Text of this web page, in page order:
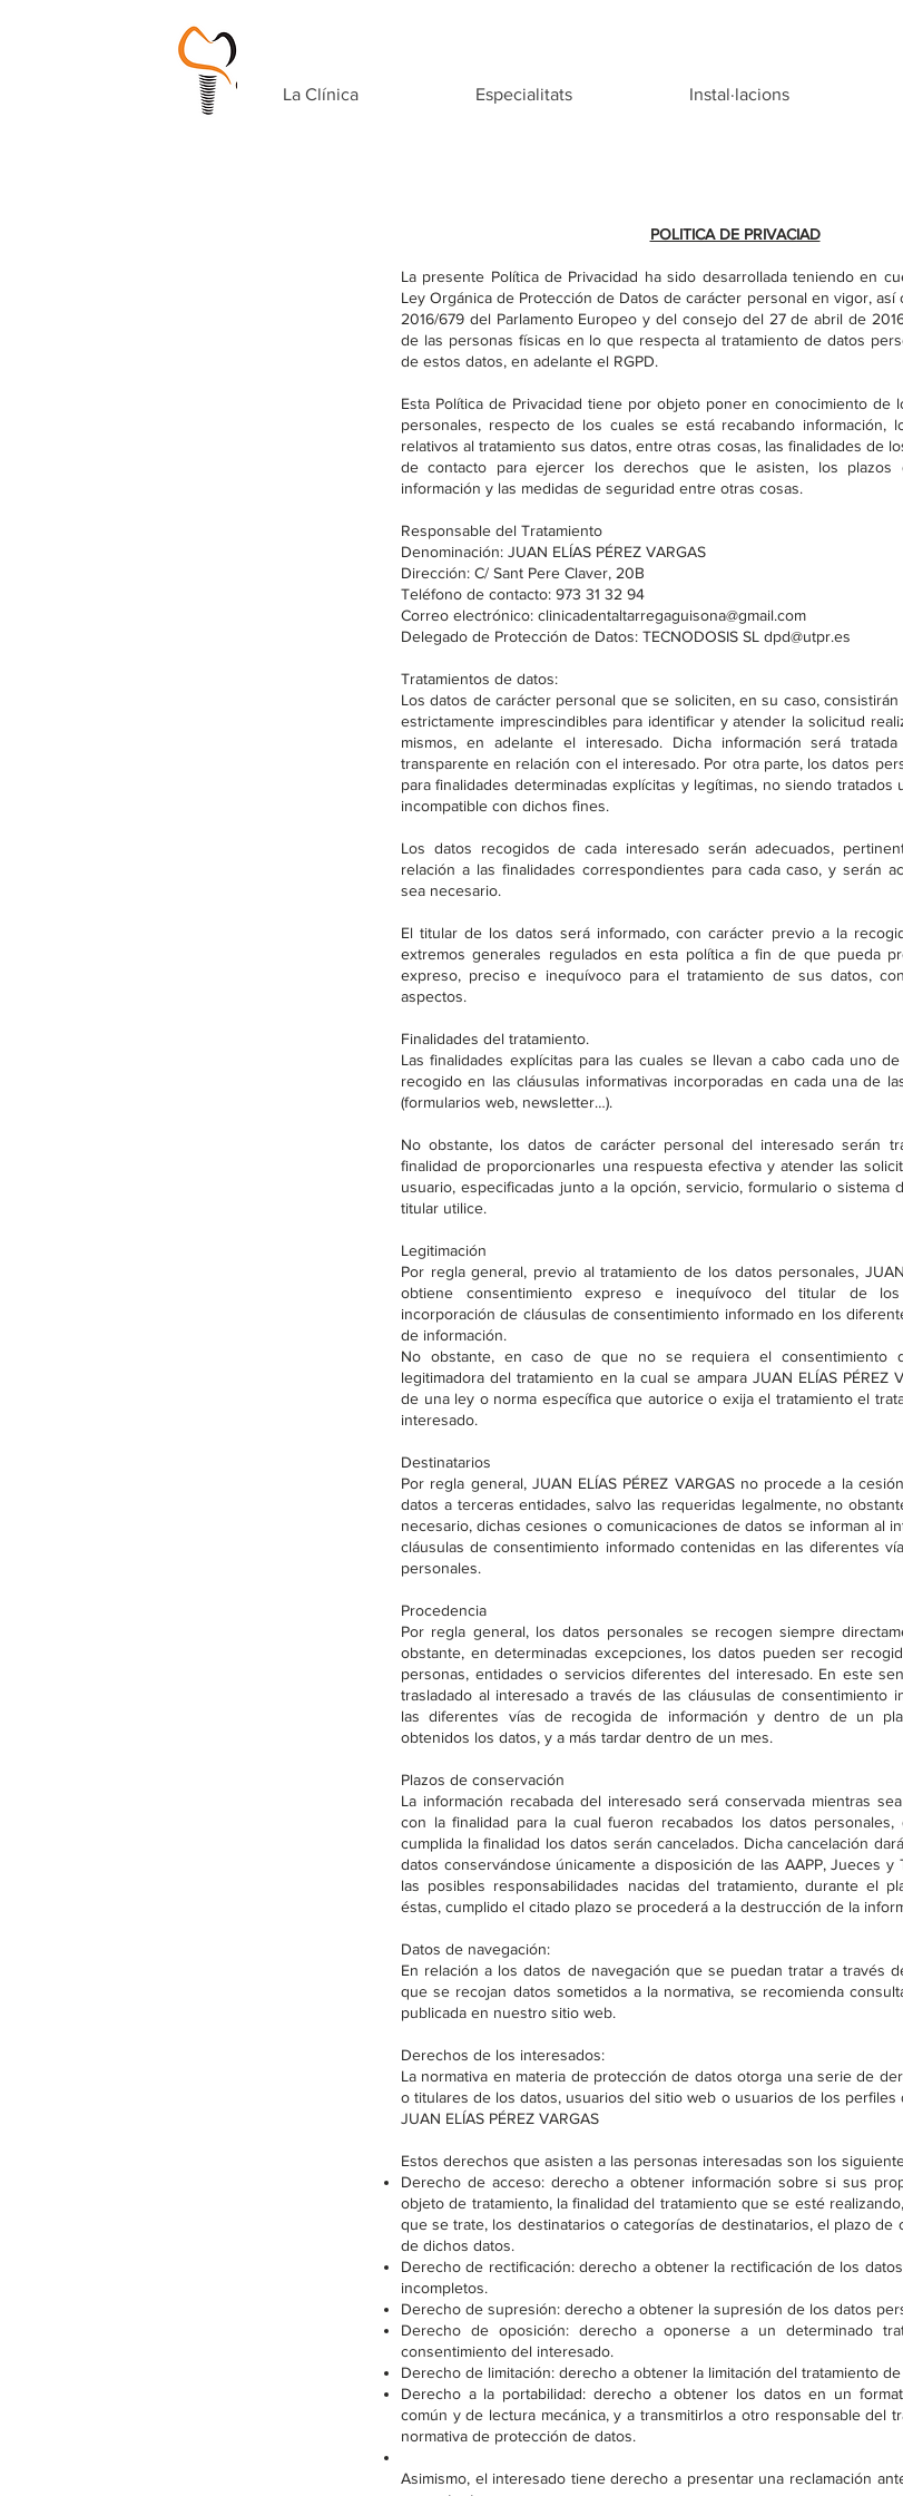
La Clínica Especialitats Instal·lacions
POLITICA DE PRIVACIAD
La presente Política de Privacidad ha sido desarrollada teniendo en
Ley Orgánica de Protección de Datos de carácter personal en vigor, así
2016/679 del Parlamento Europeo y del consejo del 27 de abril de
de las personas físicas en lo que respecta al tratamiento de datos
de estos datos, en adelante el RGPD.
Esta Política de Privacidad tiene por objeto poner en conocimiento de
personales, respecto de los cuales se está recabando información,
relativos al tratamiento sus datos, entre otras cosas, las finalidades de
de contacto para ejercer los derechos que le asisten, los plazos
información y las medidas de seguridad entre otras cosas.
Responsable del Tratamiento
Denominación: JUAN ELÍAS PÉREZ VARGAS
Dirección: C/ Sant Pere Claver, 20B
Teléfono de contacto: 973 31 32 94
Correo electrónico: clinicadentaltarregaguisona@gmail.com
Delegado de Protección de Datos: TECNODOSIS SL dpd@utpr.es
Tratamientos de datos:
Los datos de carácter personal que se soliciten, en su caso,
estrictamente imprescindibles para identificar y atender la solicitud
mismos, en adelante el interesado. Dicha información será
transparente en relación con el interesado. Por otra parte, los datos
para finalidades determinadas explícitas y legítimas, no siendo tratados
incompatible con dichos fines.
Los datos recogidos de cada interesado serán adecuados,
relación a las finalidades correspondientes para cada caso, y serán
sea necesario.
El titular de los datos será informado, con carácter previo a la
extremos generales regulados en esta política a fin de que pueda
expreso, preciso e inequívoco para el tratamiento de sus datos,
aspectos.
Finalidades del tratamiento.
Las finalidades explícitas para las cuales se llevan a cabo cada uno
recogido en las cláusulas informativas incorporadas en cada una de
(formularios web, newsletter…).
No obstante, los datos de carácter personal del interesado serán
finalidad de proporcionarles una respuesta efectiva y atender las
usuario, especificadas junto a la opción, servicio, formulario o sistema
titular utilice.
Legitimación
Por regla general, previo al tratamiento de los datos personales, JUAN
obtiene consentimiento expreso e inequívoco del titular de
incorporación de cláusulas de consentimiento informado en los
de información.
No obstante, en caso de que no se requiera el consentimiento
legitimadora del tratamiento en la cual se ampara JUAN ELÍAS PÉREZ
de una ley o norma específica que autorice o exija el tratamiento el
interesado.
Destinatarios
Por regla general, JUAN ELÍAS PÉREZ VARGAS no procede a la
datos a terceras entidades, salvo las requeridas legalmente, no
necesario, dichas cesiones o comunicaciones de datos se informan al
cláusulas de consentimiento informado contenidas en las diferentes
personales.
Procedencia
Por regla general, los datos personales se recogen siempre
obstante, en determinadas excepciones, los datos pueden ser
personas, entidades o servicios diferentes del interesado. En este
trasladado al interesado a través de las cláusulas de consentimiento
las diferentes vías de recogida de información y dentro de un
obtenidos los datos, y a más tardar dentro de un mes.
Plazos de conservación
La información recabada del interesado será conservada mientras
con la finalidad para la cual fueron recabados los datos
cumplida la finalidad los datos serán cancelados. Dicha cancelación
datos conservándose únicamente a disposición de las AAPP, Jueces y
las posibles responsabilidades nacidas del tratamiento, durante el
éstas, cumplido el citado plazo se procederá a la destrucción de la
Datos de navegación:
En relación a los datos de navegación que se puedan tratar a través
que se recojan datos sometidos a la normativa, se recomienda
publicada en nuestro sitio web.
Derechos de los interesados:
La normativa en materia de protección de datos otorga una serie de
o titulares de los datos, usuarios del sitio web o usuarios de los perfiles
JUAN ELÍAS PÉREZ VARGAS
Estos derechos que asisten a las personas interesadas son los
Derecho de acceso: derecho a obtener información sobre si sus
objeto de tratamiento, la finalidad del tratamiento que se esté
que se trate, los destinatarios o categorías de destinatarios, el plazo de
de dichos datos.
Derecho de rectificación: derecho a obtener la rectificación de los
incompletos.
Derecho de supresión: derecho a obtener la supresión de los datos
Derecho de oposición: derecho a oponerse a un determinado
consentimiento del interesado.
Derecho de limitación: derecho a obtener la limitación del tratamiento
Derecho a la portabilidad: derecho a obtener los datos en un
común y de lectura mecánica, y a transmitirlos a otro responsable del
normativa de protección de datos.
Asimismo, el interesado tiene derecho a presentar una reclamación